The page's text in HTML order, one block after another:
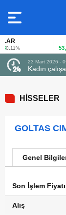
0,11%
23 Mart 2026 -
Kadın
HİSSELER
GOLTAS
Genel
Son İşlem Fiyatı
Alış